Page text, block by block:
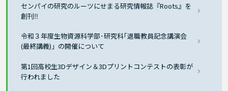
センパイの研究のルーツにせまる研究情報誌『Roots』を
創刊‼
令和３年度生物資源科学部･研究科｢退職教員記念講演会
(最終講義)」の開催について
第1回高校生3Dデザイン＆3Dプリントコンテストの表彰が
行われました